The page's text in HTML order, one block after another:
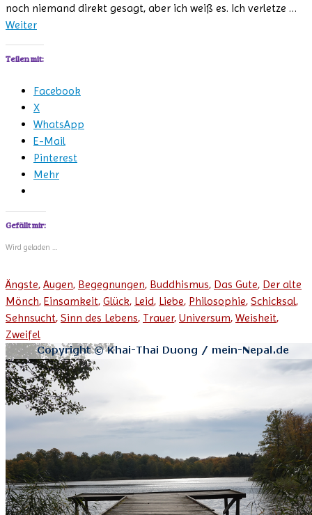
noch niemand direkt gesagt, aber ich weiß es. Ich verletze …
Weiter
Teilen mit:
Facebook
X
WhatsApp
E-Mail
Pinterest
Mehr
Gefällt mir:
Wird geladen …
Ängste, Augen, Begegnungen, Buddhismus, Das Gute, Der alte
Mönch, Einsamkeit, Glück, Leid, Liebe, Philosophie, Schicksal,
Sehnsucht, Sinn des Lebens, Trauer, Universum, Weisheit,
Zweifel